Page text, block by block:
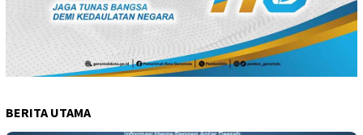
BERITA UTAMA